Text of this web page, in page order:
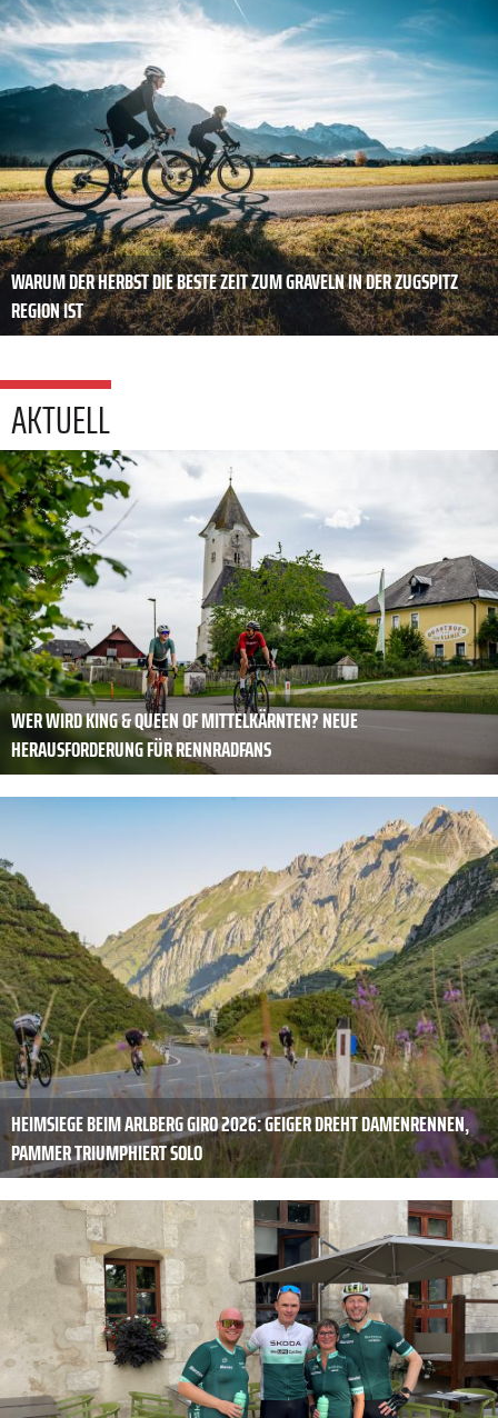
WARUM DER HERBST DIE BESTE ZEIT ZUM GRAVELN IN DER ZUGSPITZ
REGION IST
AKTUELL
WER WIRD KING & QUEEN OF MITTELKÄRNTEN? NEUE
HERAUSFORDERUNG FÜR RENNRADFANS
HEIMSIEGE BEIM ARLBERG GIRO 2026: GEIGER DREHT DAMENRENNEN,
PAMMER TRIUMPHIERT SOLO